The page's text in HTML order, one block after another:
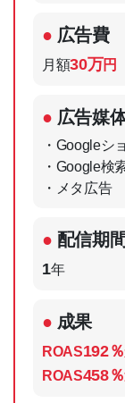
広告費
月額30万円
広告媒
・Googleシ
・Google検
・メタ広告
配信期間
1年
成果
ROAS192％
ROAS458％